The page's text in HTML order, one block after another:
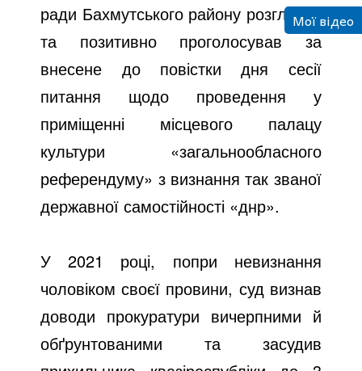
ради Бахмутського району розглянув
та позитивно проголосував за
внесене до повістки дня сесії
питання щодо проведення у
приміщенні місцевого палацу
культури «загальнообласного
референдуму» з визнання так званої
державної самостійності «днр».
У 2021 році, попри невизнання
чоловіком своєї провини, суд визнав
доводи прокуратури вичерпними й
обґрунтованими та засудив
Мої відео